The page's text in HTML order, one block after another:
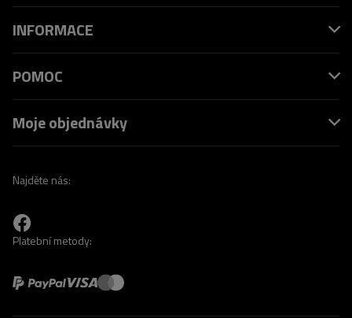
INFORMACE
POMOC
Moje objednávky
Najděte nás:
Platební metody: